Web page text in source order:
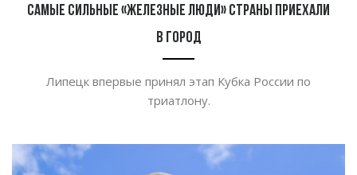
Самые сильные «железные люди» страны приехали
в город
Липецк впервые принял этап Кубка России по
триатлону.